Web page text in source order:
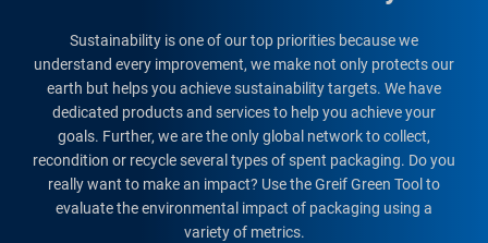
Sustainability is one of our top priorities because we
understand every improvement, we make not only protects our
earth but helps you achieve sustainability targets. We have
dedicated products and services to help you achieve your
goals. Further, we are the only global network to collect,
recondition or recycle several types of spent packaging. Do you
really want to make an impact? Use the Greif Green Tool to
evaluate the environmental impact of packaging using a
variety of metrics.